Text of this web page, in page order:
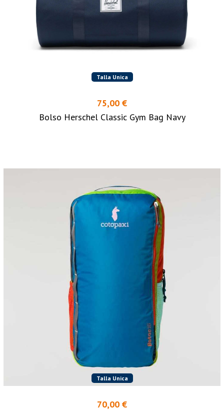
Talla Unica
75,00 €
Bolso Herschel Classic Gym Bag Navy
Talla Unica
70,00 €